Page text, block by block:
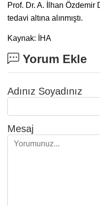
Prof. Dr. A. İlhan Özdemir
tedavi altına alınmıştı.
Kaynak: İHA
Yorum Ekle
Adınız Soyadınız
Mesaj